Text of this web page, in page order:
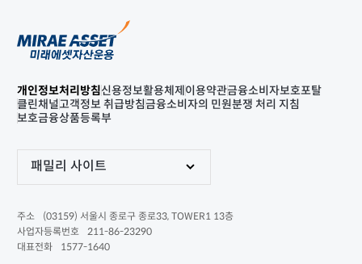
개인정보처리방침신용정보활용체제 이용약관금융소비자보호포탈
클린채널고객정보 취급방침금융소비자의 민원분쟁 처리 지침
보호금융상품등록부
패밀리 사이트
주소
(03159) 서울시 종로구 종로33, TOWER1 13층
사업자등록번호
211-86-23290
대표전화
1577-1640